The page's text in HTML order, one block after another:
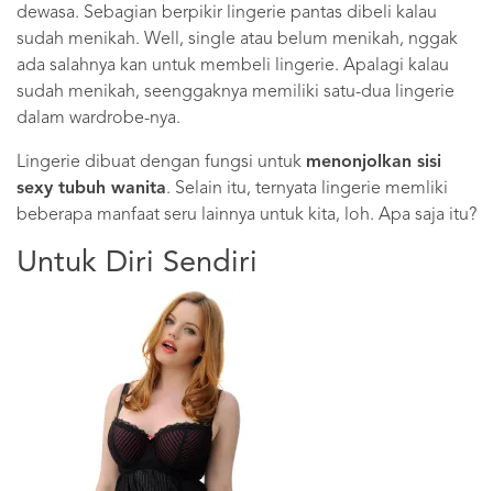
dewasa. Sebagian berpikir lingerie pantas dibeli kalau
sudah menikah. Well, single atau belum menikah, nggak
ada salahnya kan untuk membeli lingerie. Apalagi kalau
sudah menikah, seenggaknya memiliki satu-dua lingerie
dalam wardrobe-nya.
Lingerie dibuat dengan fungsi untuk menonjolkan sisi
sexy tubuh wanita. Selain itu, ternyata lingerie memliki
beberapa manfaat seru lainnya untuk kita, loh. Apa saja itu?
Untuk Diri Sendiri